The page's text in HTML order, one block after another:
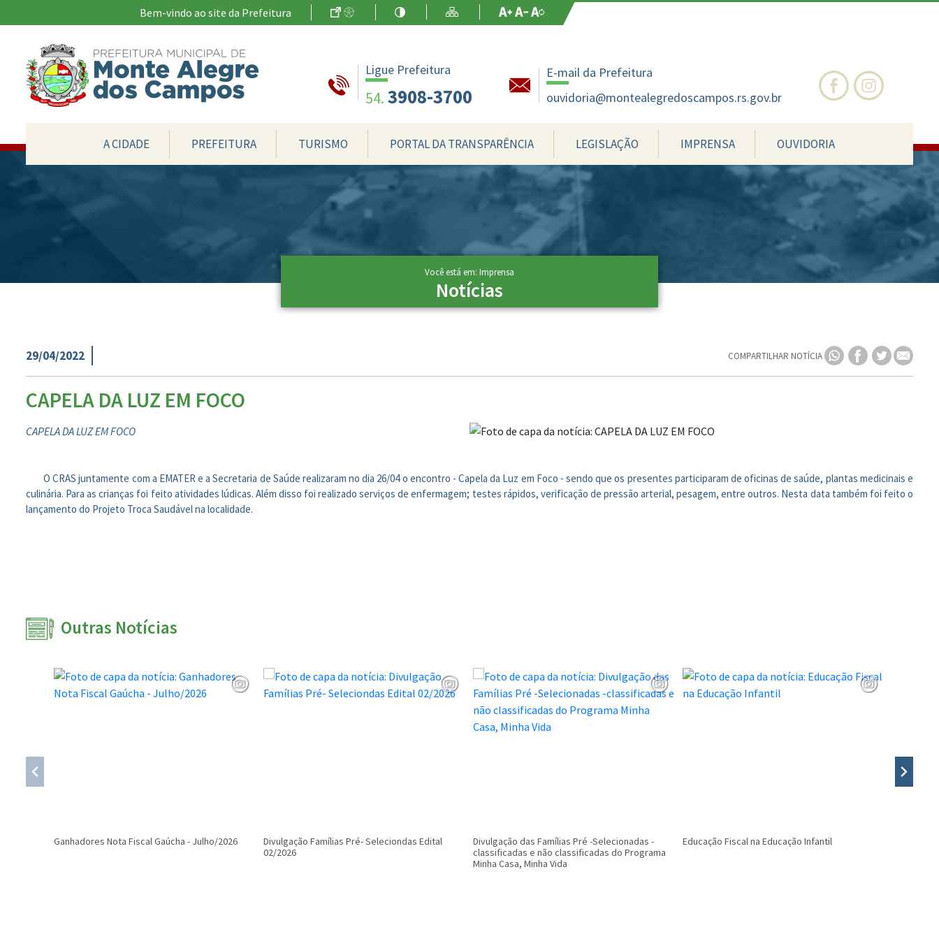
Bem-vindo ao site da Prefeitura Ir para o Conteúdo
AcessibilidadeAlto ContrasteMapa do Site Aumentar Fonte
Diminuir Fonte
Fonte Original
Ligue Prefeitura
54. 3908-3700
E-mail da Prefeitura
ouvidoria@montealegredoscampos.rs.gov.br
CONTEÚDO DO MENU
A CIDADE PREFEITURA TURISMO PORTAL DA TRANSPARÊNCIA LEGISLAÇÃO IMPRENSA OUVIDORIA
Conteúdo Principal
Você está em: Imprensa
Notícias
29/04/2022 COMPARTILHAR NOTÍCIA
CAPELA DA LUZ EM FOCO
CAPELA DA LUZ EM FOCO
O CRAS juntamente com a EMATER e a Secretaria de Saúde realizaram no dia 26/04 o encontro - Capela da Luz em Foco - sendo que os presentes participaram de oficinas de saúde, plantas medicinais e
culinária. Para as crianças foi feito atividades lúdicas. Além disso foi realizado serviços de enfermagem; testes rápidos, verificação de pressão arterial, pesagem, entre outros. Nesta data também foi feito o
lançamento do Projeto Troca Saudável na localidade.
Outras Notícias
Ganhadores Nota Fiscal Gaúcha - Julho/2026
Divulgação Famílias Pré- Seleciondas Edital
02/2026
Divulgação das Famílias Pré -Selecionadas -
classificadas e não classificadas do Programa
Minha Casa, Minha Vida
Educação Fiscal na Educação Infantil